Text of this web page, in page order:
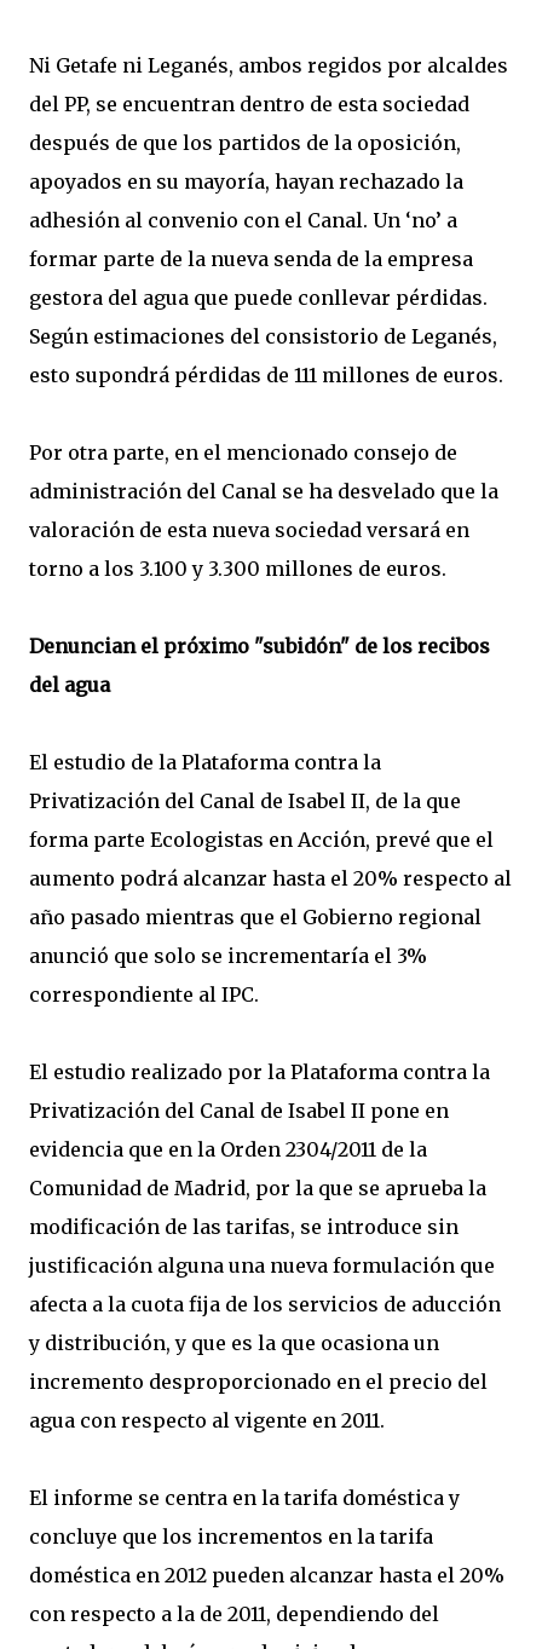
Ni Getafe ni Leganés, ambos regidos por alcaldes
del PP, se encuentran dentro de esta sociedad
después de que los partidos de la oposición,
apoyados en su mayoría, hayan rechazado la
adhesión al convenio con el Canal. Un ‘no’ a
formar parte de la nueva senda de la empresa
gestora del agua que puede conllevar pérdidas.
Según estimaciones del consistorio de Leganés,
esto supondrá pérdidas de 111 millones de euros.
Por otra parte, en el mencionado consejo de
administración del Canal se ha desvelado que la
valoración de esta nueva sociedad versará en
torno a los 3.100 y 3.300 millones de euros.
Denuncian el próximo "subidón" de los recibos
del agua
El estudio de la Plataforma contra la
Privatización del Canal de Isabel II, de la que
forma parte Ecologistas en Acción, prevé que el
aumento podrá alcanzar hasta el 20% respecto al
año pasado mientras que el Gobierno regional
anunció que solo se incrementaría el 3%
correspondiente al IPC.
El estudio realizado por la Plataforma contra la
Privatización del Canal de Isabel II pone en
evidencia que en la Orden 2304/2011 de la
Comunidad de Madrid, por la que se aprueba la
modificación de las tarifas, se introduce sin
justificación alguna una nueva formulación que
afecta a la cuota fija de los servicios de aducción
y distribución, y que es la que ocasiona un
incremento desproporcionado en el precio del
agua con respecto al vigente en 2011.
El informe se centra en la tarifa doméstica y
concluye que los incrementos en la tarifa
doméstica en 2012 pueden alcanzar hasta el 20%
con respecto a la de 2011, dependiendo del